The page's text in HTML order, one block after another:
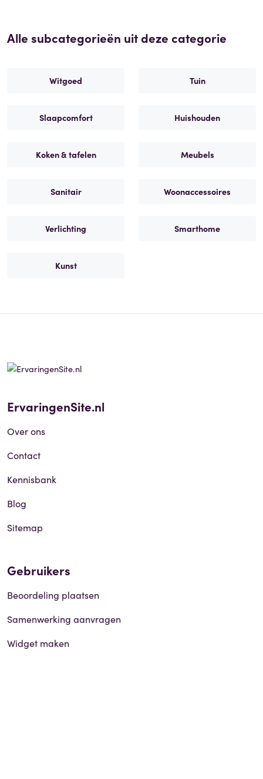
Alle subcategorieën uit deze categorie
Witgoed Tuin
Slaapcomfort Huishouden
Koken & tafelen Meubels
Sanitair Woonaccessoires
Verlichting Smarthome
Kunst
ErvaringenSite.nl
Over ons
Contact
Kennisbank
Blog
Sitemap
Gebruikers
Beoordeling plaatsen
Samenwerking aanvragen
Widget maken